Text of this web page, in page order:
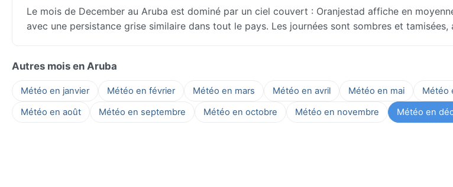
Le mois de December au Aruba est dominé par un ciel couvert : Oranjestad affiche en
avec une persistance grise similaire dans tout le pays. Les journées sont sombres et tamisées,
Autres mois en Aruba
Météo en janvier Météo en février Météo en mars Météo en avril Météo en mai Météo
Météo en août
Météo en septembre Météo en octobre Météo en novembre Météo en